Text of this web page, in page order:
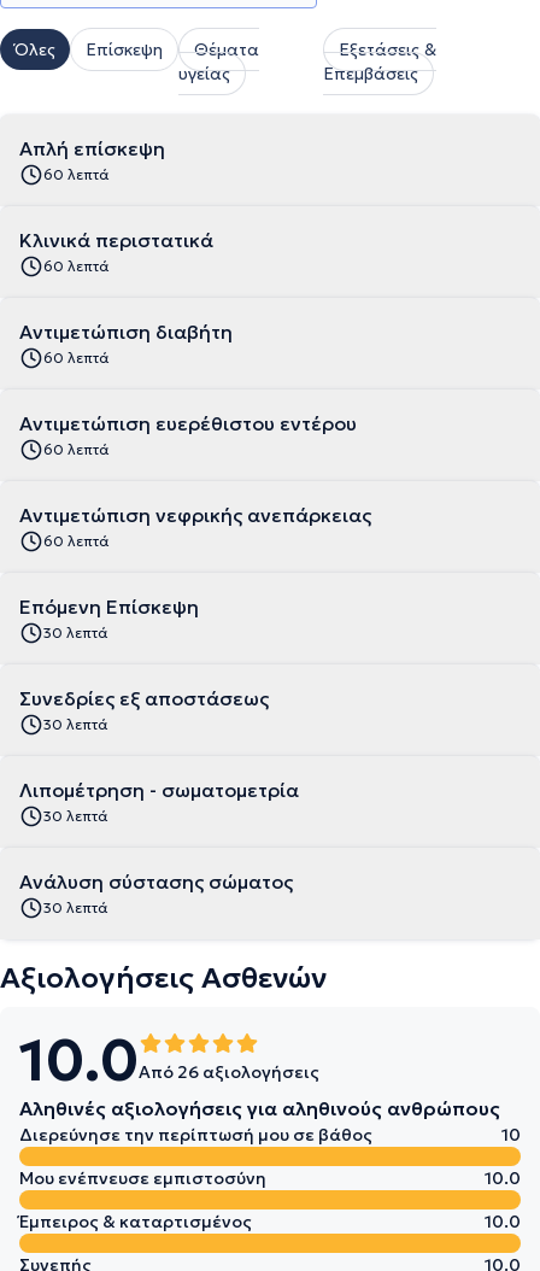
Όλες Επίσκεψη
Θέματα
υγείας
Εξετάσεις &
Επεμβάσεις
Απλή επίσκεψη
60 λεπτά
Κλινικά περιστατικά
60 λεπτά
Αντιμετώπιση διαβήτη
60 λεπτά
Αντιμετώπιση ευερέθιστου εντέρου
60 λεπτά
Αντιμετώπιση νεφρικής ανεπάρκειας
60 λεπτά
Επόμενη Επίσκεψη
30 λεπτά
Συνεδρίες εξ αποστάσεως
30 λεπτά
Λιπομέτρηση - σωματομετρία
30 λεπτά
Aνάλυση σύστασης σώματος
30 λεπτά
Αξιολογήσεις Ασθενών
10.0Από 26 αξιολογήσεις
Αληθινές αξιολογήσεις για αληθινούς ανθρώπους
Διερεύνησε την περίπτωσή μου σε βάθος
10
Μου ενέπνευσε εμπιστοσύνη
10.0
Έμπειρος & καταρτισμένος
10.0
Συνεπής
10.0